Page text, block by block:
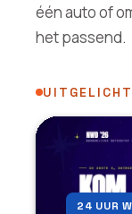
één auto of
het passend.
UITGELICHT
24 UUR